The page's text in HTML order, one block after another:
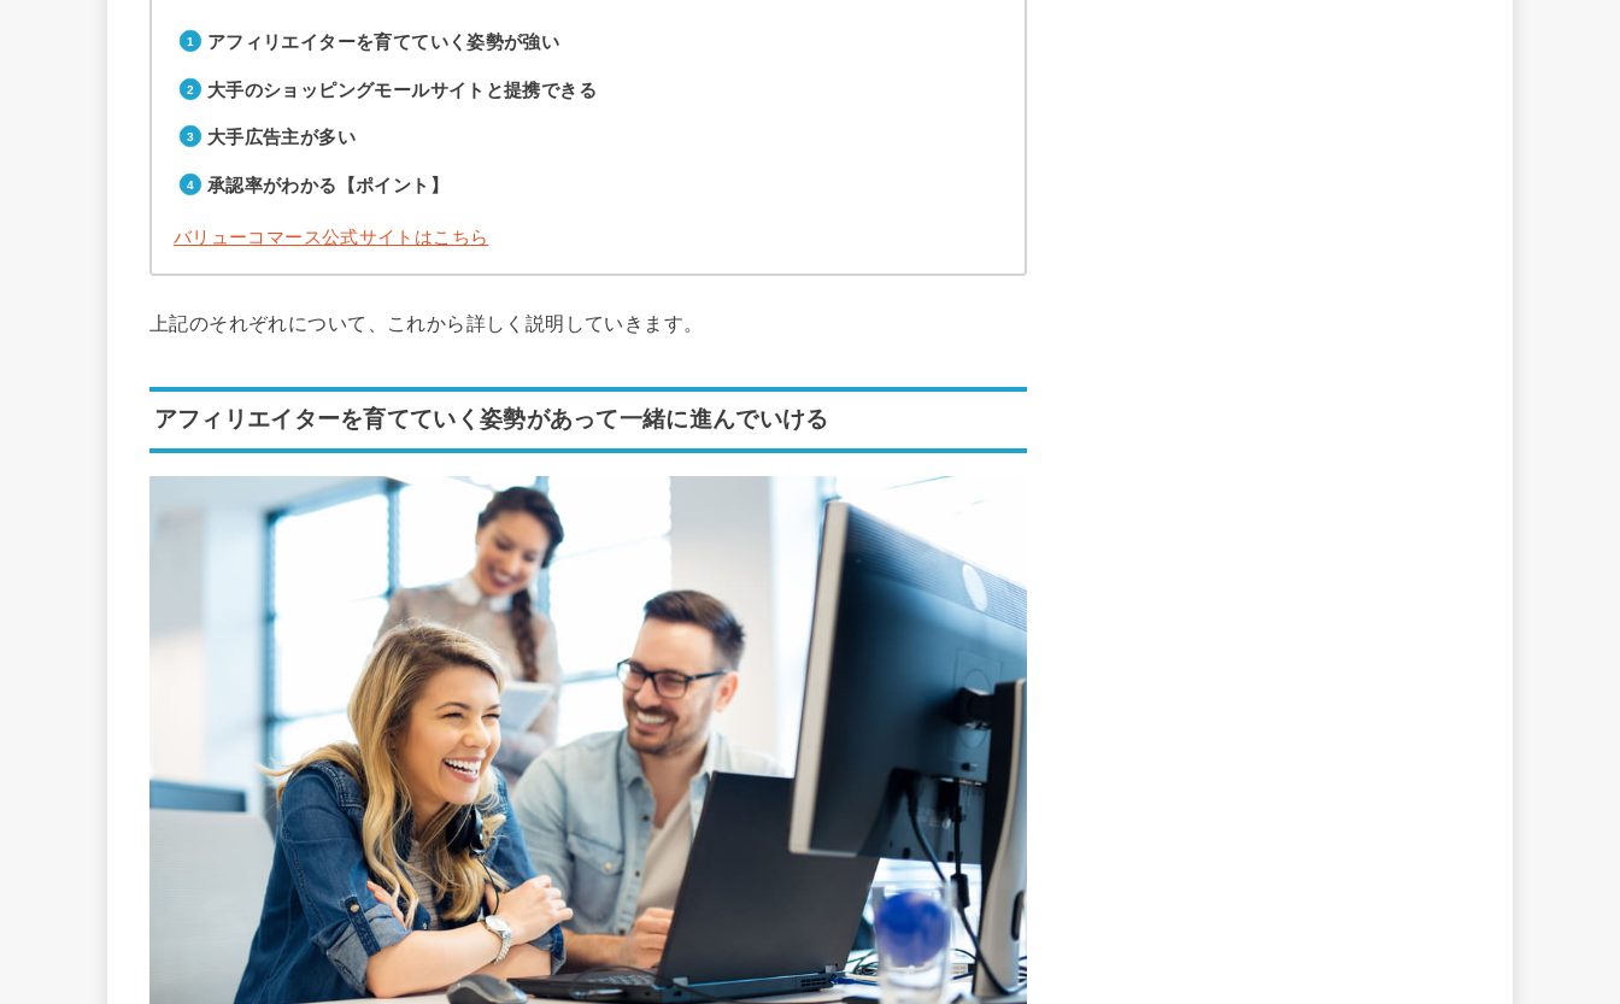
アフィリエイターを育てていく姿勢が強い
大手のショッピングモールサイトと提携できる
大手広告主が多い
承認率がわかる【ポイント】
バリューコマース公式サイトはこちら
上記のそれぞれについて、これから詳しく説明していきます。
アフィリエイターを育てていく姿勢があって一緒に進んでいける